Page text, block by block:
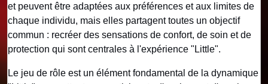
et peuvent être adaptées aux préférences et aux limites de
chaque individu, mais elles partagent toutes un objectif
commun : recréer des sensations de confort, de soin et de
protection qui sont centrales à l'expérience "Little".
Le jeu de rôle est un élément fondamental de la dynamique